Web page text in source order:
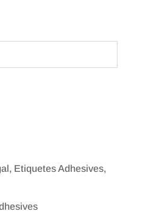
Etiquetes Adhesives,